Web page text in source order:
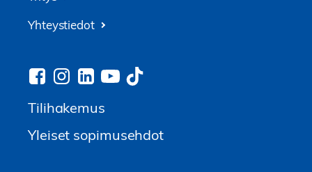
Yhteystiedot
Tilihakemus
Yleiset sopimusehdot